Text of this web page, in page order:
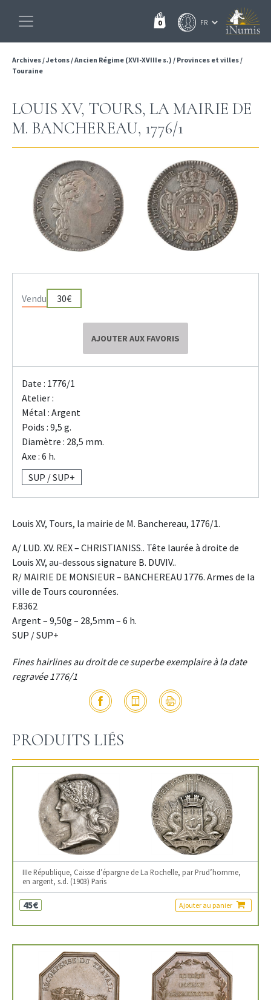
0
Archives/Jetons/Ancien Régime (XVI-XVIIIe s.) / Provinces et villes/
Touraine
LOUIS XV, TOURS, LA MAIRIE DE
M. BANCHEREAU, 1776/1
Vendu 30€
AJOUTER AUX FAVORIS
Date : 1776/1
Atelier :
Métal : Argent
Poids : 9,5 g.
Diamètre : 28,5 mm.
Axe : 6 h.
SUP / SUP+
Louis XV, Tours, la mairie de M. Banchereau, 1776/1.
A/ LUD. XV. REX – CHRISTIANISS.. Tête laurée à droite de
Louis XV, au-dessous signature B. DUVIV..
R/ MAIRIE DE MONSIEUR – BANCHEREAU 1776. Armes de la
ville de Tours couronnées.
F.8362
Argent – 9,50g – 28,5mm – 6 h.
SUP / SUP+
Fines hairlines au droit de ce superbe exemplaire à la date
regravée 1776/1
PRODUITS LIÉS
IIIe République, Caisse d’épargne de La Rochelle, par Prud’homme,
en argent, s.d. (1903) Paris
45€ Ajouter au panier